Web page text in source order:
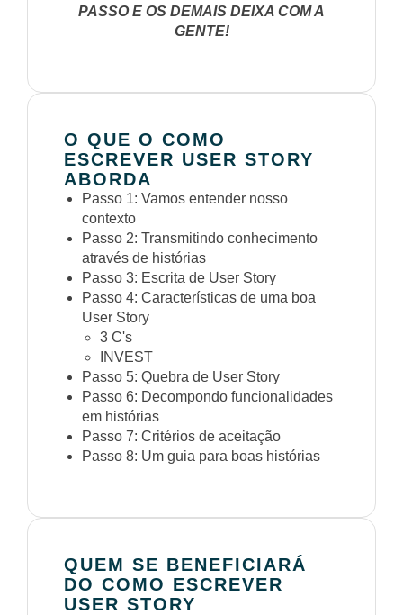
PASSO E OS DEMAIS DEIXA COM A
GENTE!
O QUE O COMO
ESCREVER USER STORY
ABORDA
Passo 1: Vamos entender nosso
contexto
Passo 2: Transmitindo conhecimento
através de histórias
Passo 3: Escrita de User Story
Passo 4: Características de uma boa
User Story
3 C's
INVEST
Passo 5: Quebra de User Story
Passo 6: Decompondo funcionalidades
em histórias
Passo 7: Critérios de aceitação
Passo 8: Um guia para boas histórias
QUEM SE BENEFICIARÁ
DO COMO ESCREVER
USER STORY